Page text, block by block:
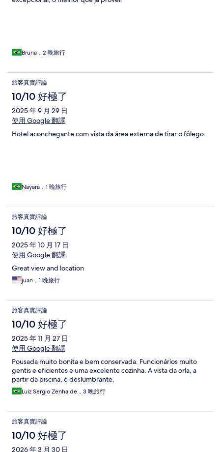
Bruna，2 晚旅行
旅客真實評論
10/10 好極了
2025 年 9 月 29 日
使用 Google 翻譯
Hotel aconchegante com vista da área externa de tirar o fôlego.
Nayara，1 晚旅行
旅客真實評論
10/10 好極了
2025 年 10 月 17 日
使用 Google 翻譯
Great view and location
juan，1 晚旅行
旅客真實評論
10/10 好極了
2025 年 11 月 27 日
使用 Google 翻譯
Pousada muito bonita e bem conservada. Funcionários muito
gentis e eficientes e uma excelente cozinha. A vista da orla, a
partir da piscina, é deslumbrante.
Luiz Sergio Zenha de，3 晚旅行
旅客真實評論
10/10 好極了
2026 年 3 月 30 日